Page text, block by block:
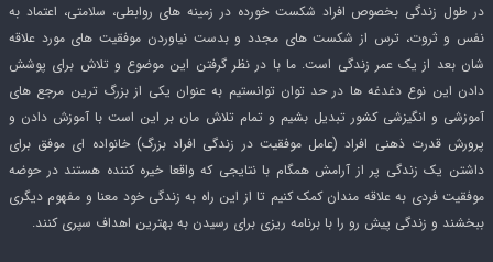
در طول زندگی بخصوص افراد شکست خورده در زمینه های روابطی، سلامتی، اعتماد به
نفس و ثروت، ترس از شکست های مجدد و بدست نیاوردن موفقیت های مورد علاقه
شان بعد از یک عمر زندگی است. ما با در نظر گرفتن این موضوع و تلاش برای پوشش
دادن این نوع دغدغه ها در حد توان توانستیم به عنوان یکی از بزرگ ترین مرجع های
آموزشی و انگیزشی کشور تبدیل بشیم و تمام تلاش مان بر این است با آموزش دادن و
پرورش قدرت ذهنی افراد (عامل موفقیت در زندگی افراد بزرگ) خانواده ای موفق برای
داشتن یک زندگی پر از آرامش همگام با نتایجی که واقعا خیره کننده هستند در حوضه
موفقیت فردی به علاقه مندان کمک کنیم تا از این راه به زندگی خود معنا و مفهوم دیگری
ببخشند و زندگی پیش رو را با برنامه ریزی برای رسیدن به بهترین اهداف سپری کنند.